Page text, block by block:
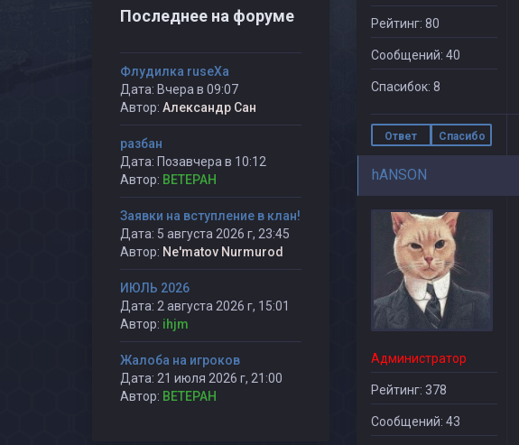
Рейтинг: 80
Сообщений: 40
Спасибок: 8
Ответ Спасибо
hANSON
Администратор
Рейтинг: 378
Сообщений: 43
Последнее на форуме
Флудилка ruseXа
Дата: Вчера в 09:07
Автор: Александр Сан
разбан
Дата: Позавчера в 10:12
Автор: BETEPAH
Заявки на вступление в клан!
Дата: 5 августа 2026 г, 23:45
Автор: Ne'matov Nurmurod
ИЮЛЬ 2026
Дата: 2 августа 2026 г, 15:01
Автор: ihjm
Жалоба на игроков
Дата: 21 июля 2026 г, 21:00
Автор: BETEPAH